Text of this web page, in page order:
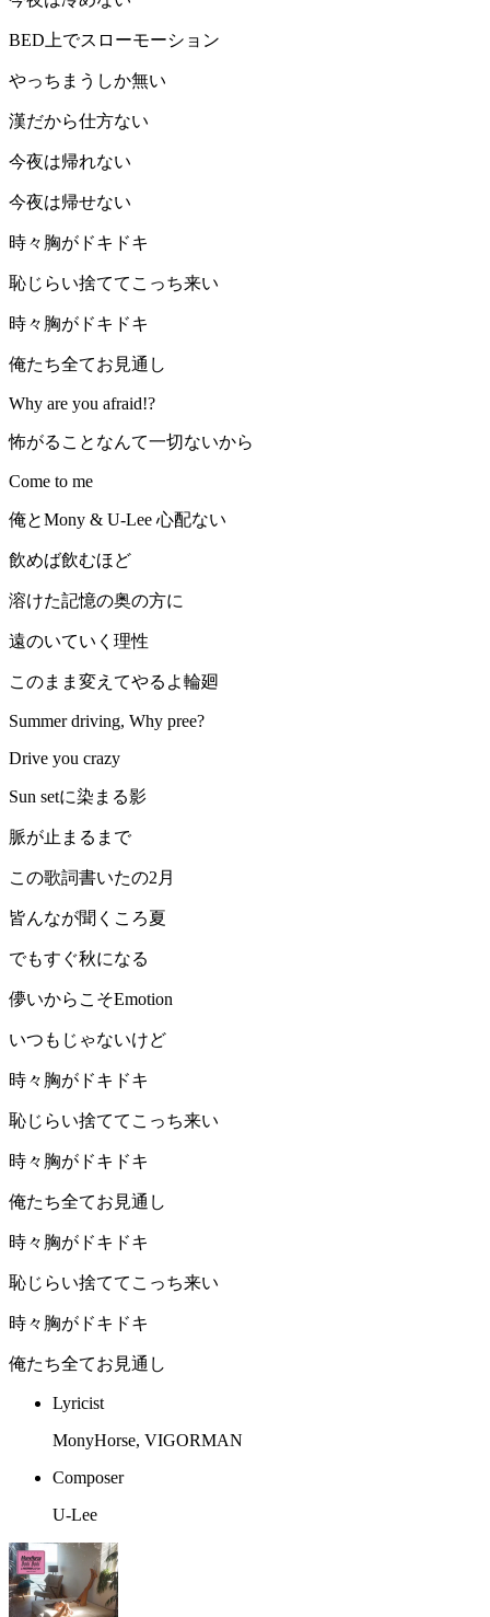
BED上でスローモーション
やっちまうしか無い
漢だから仕方ない
今夜は帰れない
今夜は帰せない
時々胸がドキドキ
恥じらい捨ててこっち来い
時々胸がドキドキ
俺たち全てお見通し
Why are you afraid!?
怖がることなんて一切ないから
Come to me
俺とMony & U-Lee 心配ない
飲めば飲むほど
溶けた記憶の奥の方に
遠のいていく理性
このまま変えてやるよ輪廻
Summer driving, Why pree?
Drive you crazy
Sun setに染まる影
脈が止まるまで
この歌詞書いたの2月
皆んなが聞くころ夏
でもすぐ秋になる
儚いからこそEmotion
いつもじゃないけど
時々胸がドキドキ
恥じらい捨ててこっち来い
時々胸がドキドキ
俺たち全てお見通し
時々胸がドキドキ
恥じらい捨ててこっち来い
時々胸がドキドキ
俺たち全てお見通し
Lyricist
MonyHorse, VIGORMAN
Composer
U-Lee